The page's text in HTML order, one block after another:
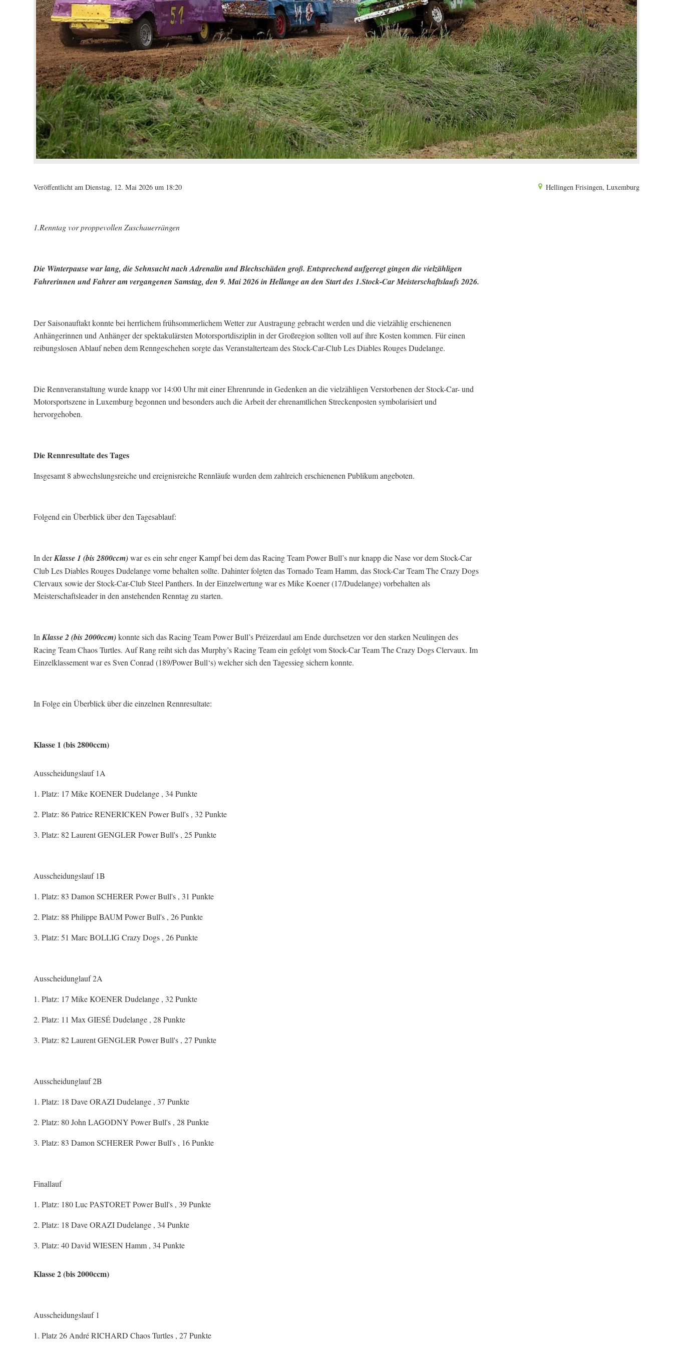
Veröffentlicht am Dienstag, 12. Mai 2026 um 18:20 Hellingen Frisingen, Luxemburg
1.Renntag vor proppevollen Zuschauerrängen
Die Winterpause war lang, die Sehnsucht nach Adrenalin und Blechschäden groß. Entsprechend aufgeregt gingen die vielzähligen
Fahrerinnen und Fahrer am vergangenen Samstag, den 9. Mai 2026 in Hellange an den Start des 1.Stock-Car Meisterschaftslaufs 2026.
Der Saisonauftakt konnte bei herrlichem frühsommerlichem Wetter zur Austragung gebracht werden und die vielzählig erschienenen
Anhängerinnen und Anhänger der spektakulärsten Motorsportdisziplin in der Großregion sollten voll auf ihre Kosten kommen. Für einen
reibungslosen Ablauf neben dem Renngeschehen sorgte das Veranstalterteam des Stock-Car-Club Les Diables Rouges Dudelange.
Die Rennveranstaltung wurde knapp vor 14:00 Uhr mit einer Ehrenrunde in Gedenken an die vielzähligen Verstorbenen der Stock-Car- und
Motorsportszene in Luxemburg begonnen und besonders auch die Arbeit der ehrenamtlichen Streckenposten symbolarisiert und
hervorgehoben.
Die Rennresultate des Tages
Insgesamt 8 abwechslungsreiche und ereignisreiche Rennläufe wurden dem zahlreich erschienenen Publikum angeboten.
Folgend ein Überblick über den Tagesablauf:
In derKlasse 1 (bis 2800ccm)war es ein sehr enger Kampf bei dem das Racing Team Power Bull’s nur knapp die Nase vor dem Stock-Car
Club Les Diables Rouges Dudelange vorne behalten sollte. Dahinter folgten das Tornado Team Hamm, das Stock-Car Team The Crazy Dogs
Clervaux sowie der Stock-Car-Club Steel Panthers. In der Einzelwertung war es Mike Koener (17/Dudelange) vorbehalten als
Meisterschaftsleader in den anstehenden Renntag zu starten.
In Klasse 2 (bis 2000ccm)konnte sich das Racing Team Power Bull’s Préizerdaul am Ende durchsetzen vor den starken Neulingen des
Racing Team Chaos Turtles. Auf Rang reiht sich das Murphy’s Racing Team ein gefolgt vom Stock-Car Team The Crazy Dogs Clervaux. Im
Einzelklassement war es Sven Conrad (189/Power Bull‘s) welcher sich den Tagessieg sichern konnte.
In Folge ein Überblick über die einzelnen Rennresultate:
Klasse 1 (bis 2800ccm)
Ausscheidungslauf 1A
1. Platz: 17 Mike KOENER Dudelange , 34 Punkte
2. Platz: 86 Patrice RENERICKEN Power Bull's , 32 Punkte
3. Platz: 82 Laurent GENGLER Power Bull's , 25 Punkte
Ausscheidungslauf 1B
1. Platz: 83 Damon SCHERER Power Bull's , 31 Punkte
2. Platz: 88 Philippe BAUM Power Bull's , 26 Punkte
3. Platz: 51 Marc BOLLIG Crazy Dogs , 26 Punkte
Ausscheidunglauf 2A
1. Platz: 17 Mike KOENER Dudelange , 32 Punkte
2. Platz: 11 Max GIESÉ Dudelange , 28 Punkte
3. Platz: 82 Laurent GENGLER Power Bull's , 27 Punkte
Ausscheidunglauf 2B
1. Platz: 18 Dave ORAZI Dudelange , 37 Punkte
2. Platz: 80 John LAGODNY Power Bull's , 28 Punkte
3. Platz: 83 Damon SCHERER Power Bull's , 16 Punkte
Finallauf
1. Platz: 180 Luc PASTORET Power Bull's , 39 Punkte
2. Platz: 18 Dave ORAZI Dudelange , 34 Punkte
3. Platz: 40 David WIESEN Hamm , 34 Punkte
Klasse 2 (bis 2000ccm)
Ausscheidungslauf 1
1. Platz 26 André RICHARD Chaos Turtles , 27 Punkte